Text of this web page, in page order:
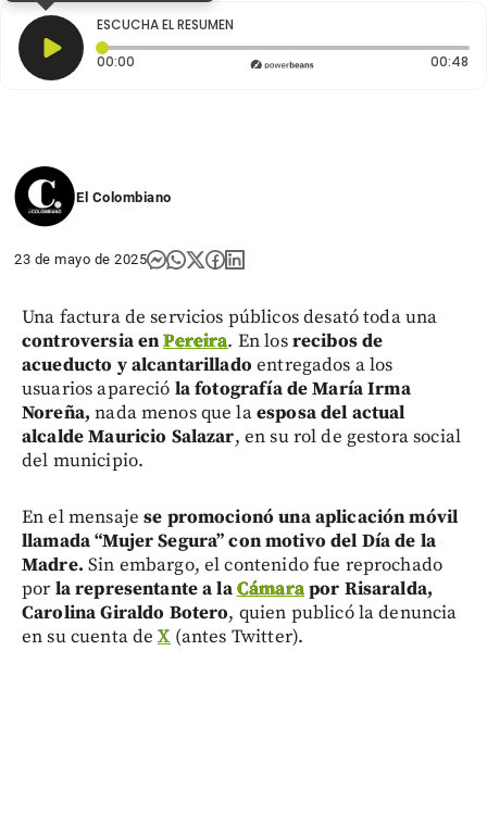
ESCUCHA EL RESUMEN
00:00 Tiempo transcurrido: 0 segundos 00:48
El Colombiano
23 de mayo de 2025
Una factura de servicios públicos desató toda una
controversia enPereira. En losrecibos de
acueducto y alcantarilladoentregados a los
usuarios apareció la fotografía de María Irma
Noreña,nada menos que laesposa del actual
alcalde Mauricio Salazar, en su rol de gestora social
del municipio.
En el mensajese promocionó una aplicación móvil
llamada “Mujer Segura” con motivo del Día de la
Madre. Sin embargo, el contenido fue reprochado
por la representante a laCámarapor Risaralda,
Carolina Giraldo Botero, quien publicó la denuncia
en su cuenta deX (antes Twitter).